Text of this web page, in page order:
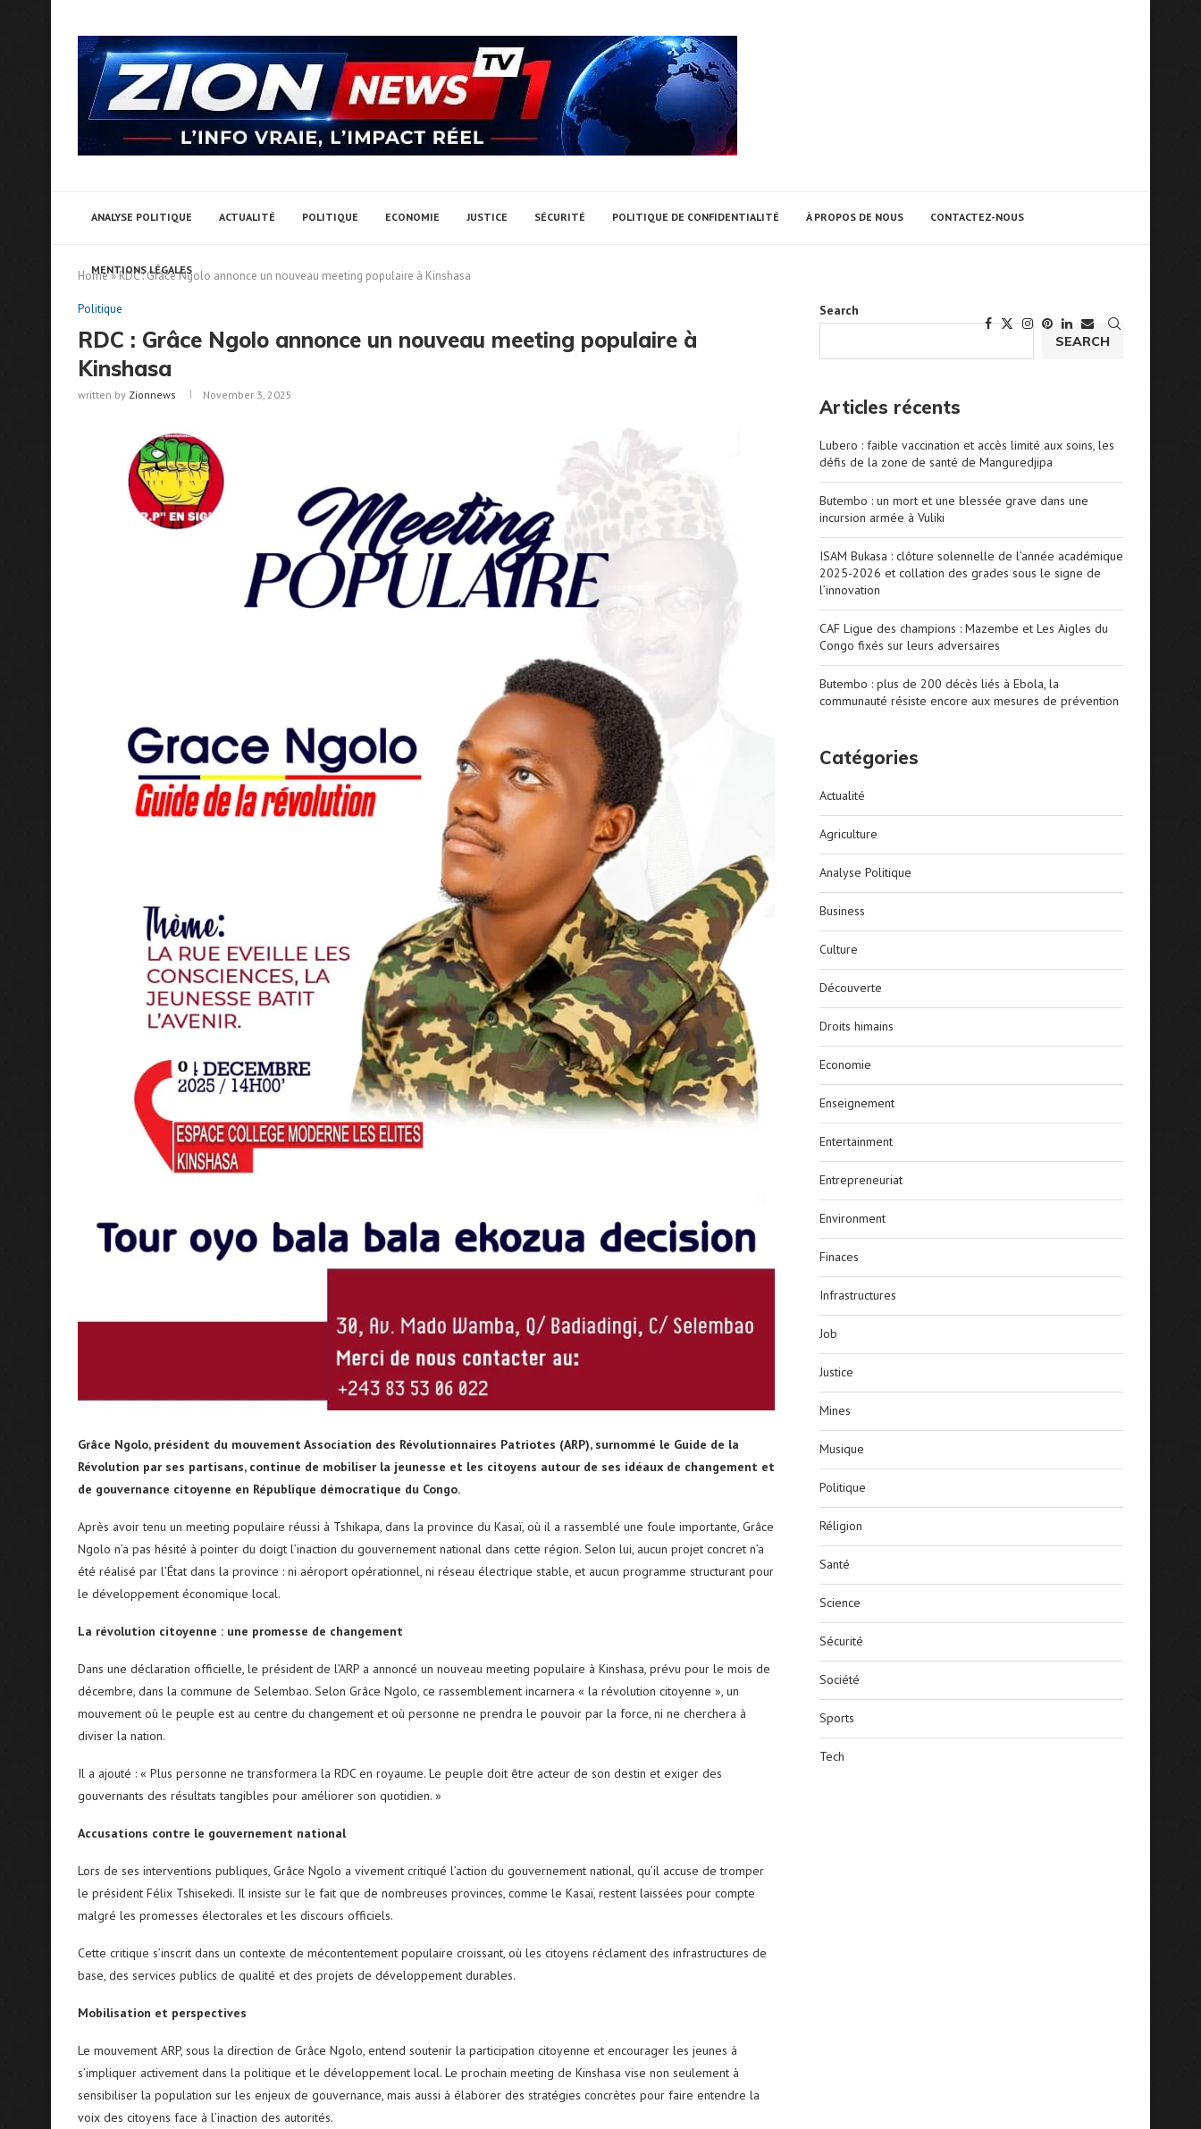
ANALYSE POLITIQUE ACTUALITÉ POLITIQUE ECONOMIE JUSTICE SÉCURITÉ POLITIQUE DE CONFIDENTIALITÉ À PROPOS DE NOUS CONTACTEZ-NOUS
MENTIONS LÉGALES
Home»RDC : Grâce Ngolo annonce un nouveau meeting populaire à Kinshasa
Politique
RDC : Grâce Ngolo annonce un nouveau meeting populaire à
Kinshasa
written by Zionnews November 3, 2025
Grâce Ngolo, président du mouvement Association des Révolutionnaires Patriotes (ARP), surnommé le Guide de la
Révolution par ses partisans, continue de mobiliser la jeunesse et les citoyens autour de ses idéaux de changement et
de gouvernance citoyenne en République démocratique du Congo.
Après avoir tenu un meeting populaire réussi à Tshikapa, dans la province du Kasaï, où il a rassemblé une foule importante, Grâce
Ngolo n’a pas hésité à pointer du doigt l’inaction du gouvernement national dans cette région. Selon lui, aucun projet concret n’a
été réalisé par l’État dans la province : ni aéroport opérationnel, ni réseau électrique stable, et aucun programme structurant pour
le développement économique local.
La révolution citoyenne : une promesse de changement
Dans une déclaration officielle, le président de l’ARP a annoncé un nouveau meeting populaire à Kinshasa, prévu pour le mois de
décembre, dans la commune de Selembao. Selon Grâce Ngolo, ce rassemblement incarnera « la révolution citoyenne », un
mouvement où le peuple est au centre du changement et où personne ne prendra le pouvoir par la force, ni ne cherchera à
diviser la nation.
Il a ajouté : « Plus personne ne transformera la RDC en royaume. Le peuple doit être acteur de son destin et exiger des
gouvernants des résultats tangibles pour améliorer son quotidien. »
Accusations contre le gouvernement national
Lors de ses interventions publiques, Grâce Ngolo a vivement critiqué l’action du gouvernement national, qu’il accuse de tromper
le président Félix Tshisekedi. Il insiste sur le fait que de nombreuses provinces, comme le Kasaï, restent laissées pour compte
malgré les promesses électorales et les discours officiels.
Cette critique s’inscrit dans un contexte de mécontentement populaire croissant, où les citoyens réclament des infrastructures de
base, des services publics de qualité et des projets de développement durables.
Mobilisation et perspectives
Le mouvement ARP, sous la direction de Grâce Ngolo, entend soutenir la participation citoyenne et encourager les jeunes à
s’impliquer activement dans la politique et le développement local. Le prochain meeting de Kinshasa vise non seulement à
sensibiliser la population sur les enjeux de gouvernance, mais aussi à élaborer des stratégies concrètes pour faire entendre la
voix des citoyens face à l’inaction des autorités.
Search
SEARCH
Articles récents
Lubero : faible vaccination et accès limité aux soins, les
défis de la zone de santé de Manguredjipa
Butembo : un mort et une blessée grave dans une
incursion armée à Vuliki
ISAM Bukasa : clôture solennelle de l’année académique
2025-2026 et collation des grades sous le signe de
l’innovation
CAF Ligue des champions : Mazembe et Les Aigles du
Congo fixés sur leurs adversaires
Butembo : plus de 200 décès liés à Ebola, la
communauté résiste encore aux mesures de prévention
Catégories
Actualité
Agriculture
Analyse Politique
Business
Culture
Découverte
Droits himains
Economie
Enseignement
Entertainment
Entrepreneuriat
Environment
Finaces
Infrastructures
Job
Justice
Mines
Musique
Politique
Réligion
Santé
Science
Sécurité
Société
Sports
Tech